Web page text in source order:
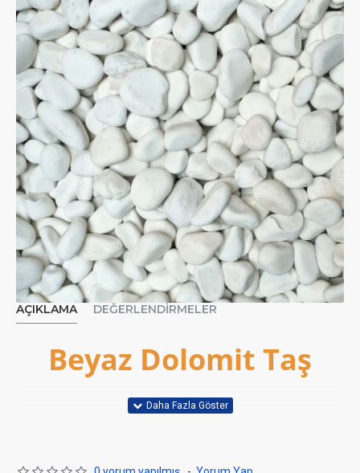
AÇIKLAMA DEĞERLENDIRMELER
Beyaz Dolomit Taş